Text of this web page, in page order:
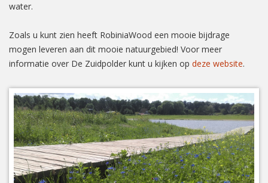
water.
Zoals u kunt zien heeft RobiniaWood een mooie bijdrage
mogen leveren aan dit mooie natuurgebied! Voor meer
informatie over De Zuidpolder kunt u kijken op deze website.